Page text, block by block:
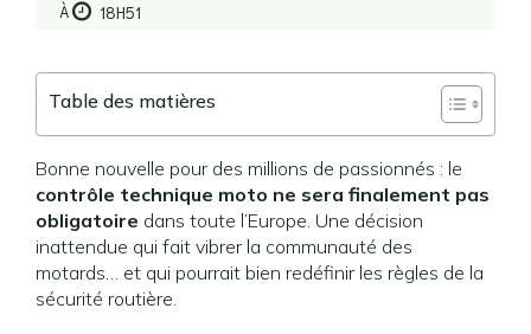
À 18H51
Table des matières
Bonne nouvelle pour des millions de passionnés : le
contrôle technique moto ne sera finalement pas
obligatoire dans toute l’Europe. Une décision
inattendue qui fait vibrer la communauté des
motards… et qui pourrait bien redéfinir les règles de la
sécurité routière.